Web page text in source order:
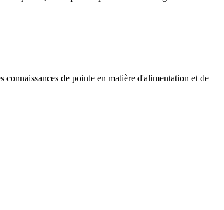
de pointe en matière d'alimentation et de